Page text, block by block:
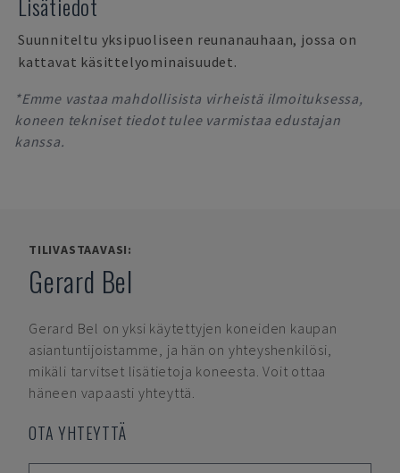
Suunniteltu yksipuoliseen reunanauhaan, jossa on
kattavat käsittelyominaisuudet.
*Emme vastaa mahdollisista virheistä ilmoituksessa,
koneen tekniset tiedot tulee varmistaa edustajan
kanssa.
TILIVASTAAVASI:
Gerard Bel
Gerard Bel on yksi käytettyjen koneiden kaupan
asiantuntijoistamme, ja hän on yhteyshenkilösi,
mikäli tarvitset lisätietoja koneesta. Voit ottaa
häneen vapaasti yhteyttä.
OTA YHTEYTTÄ